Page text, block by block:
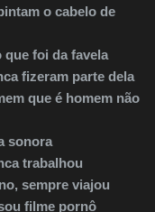
o cabelo de
que foi da favela
fizeram parte dela
que é homem não
sonora
trabalhou
sempre viajou
filme pornô